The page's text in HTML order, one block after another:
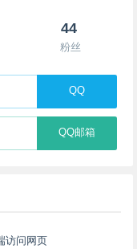
44
粉丝
QQ
QQ邮箱
访问网页